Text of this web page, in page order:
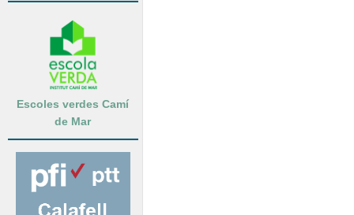
Escoles verdes Camí
de Mar